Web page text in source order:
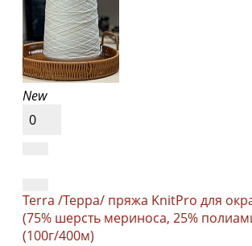
New
0
Terra /Терра/ пряжа KnitPro для
(75% шерсть мериноса, 25%
(100г/400м)